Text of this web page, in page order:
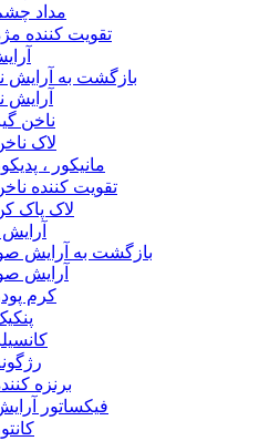
مداد
تقویت کننده
بازگشت به آرایش
آرایش
ناخن
لاک
مانیکور ،
تقویت کننده
لاک پاک
بازگشت به آرایش
آرایش
کرم
برنزه
فیکساتور